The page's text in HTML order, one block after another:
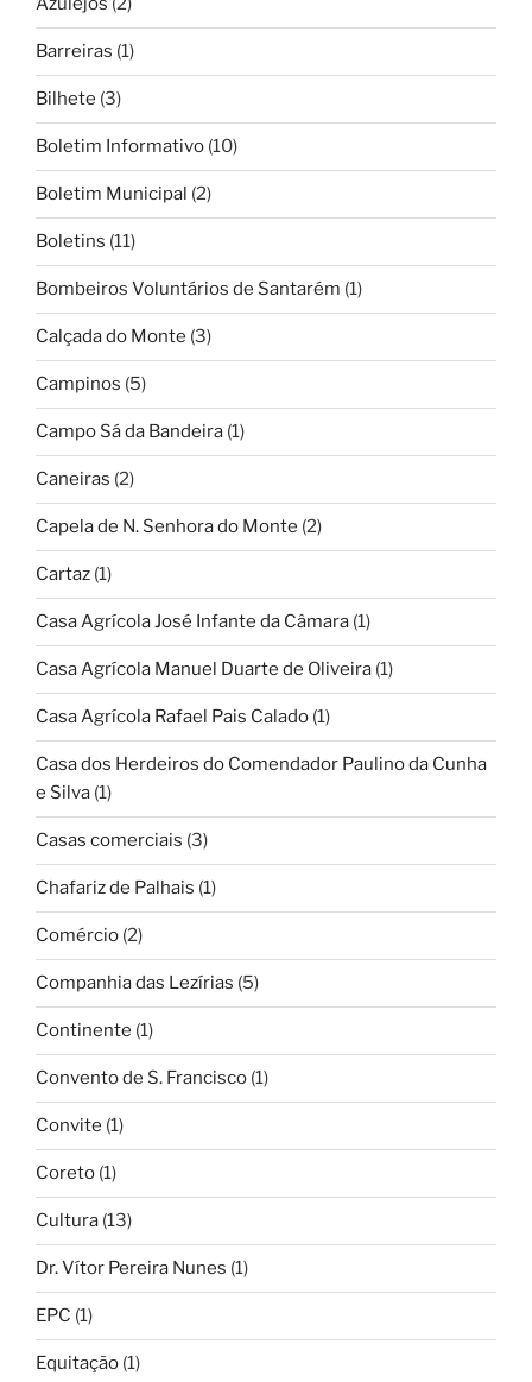
Barreiras (1)
Bilhete (3)
Boletim Informativo (10)
Boletim Municipal (2)
Boletins (11)
Bombeiros Voluntários de Santarém (1)
Calçada do Monte (3)
Campinos (5)
Campo Sá da Bandeira (1)
Caneiras (2)
Capela de N. Senhora do Monte (2)
Cartaz (1)
Casa Agrícola José Infante da Câmara (1)
Casa Agrícola Manuel Duarte de Oliveira (1)
Casa Agrícola Rafael Pais Calado (1)
Casa dos Herdeiros do Comendador Paulino da Cunha
e Silva (1)
Casas comerciais (3)
Chafariz de Palhais (1)
Comércio (2)
Companhia das Lezírias (5)
Continente (1)
Convento de S. Francisco (1)
Convite (1)
Coreto (1)
Cultura (13)
Dr. Vítor Pereira Nunes (1)
EPC (1)
Equitação (1)